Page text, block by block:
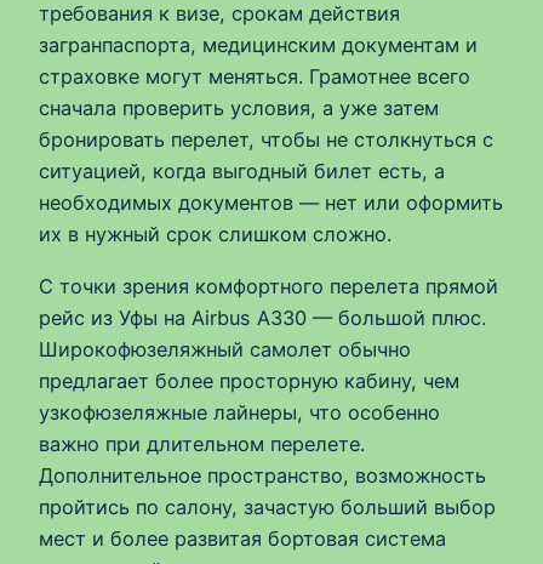
требования к визе, срокам действия
загранпаспорта, медицинским документам и
страховке могут меняться. Грамотнее всего
сначала проверить условия, а уже затем
бронировать перелет, чтобы не столкнуться с
ситуацией, когда выгодный билет есть, а
необходимых документов — нет или оформить
их в нужный срок слишком сложно.
С точки зрения комфортного перелета прямой
рейс из Уфы на Airbus A330 — большой плюс.
Широкофюзеляжный самолет обычно
предлагает более просторную кабину, чем
узкофюзеляжные лайнеры, что особенно
важно при длительном перелете.
Дополнительное пространство, возможность
пройтись по салону, зачастую больший выбор
мест и более развитая бортовая система